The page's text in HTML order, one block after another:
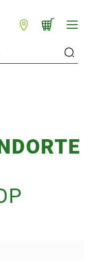
Standorte
schließen
WARENKORB